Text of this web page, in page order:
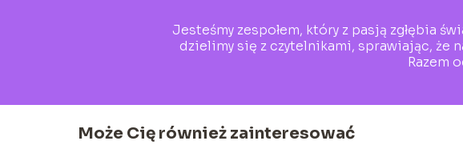
Jesteśmy zespołem, który z pasją zgłębia
dzielimy się z czytelnikami, sprawiając, że
Razem
Może Cię również zainteresować